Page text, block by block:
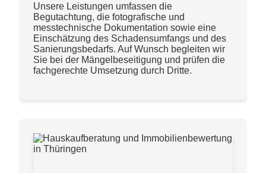
Unsere Leistungen umfassen die
Begutachtung, die fotografische und
messtechnische Dokumentation sowie eine
Einschätzung des Schadensumfangs und des
Sanierungsbedarfs. Auf Wunsch begleiten wir
Sie bei der Mängelbeseitigung und prüfen die
fachgerechte Umsetzung durch Dritte.